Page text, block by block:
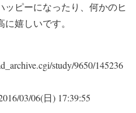
ピーになったり、何かのヒ
嬉しいです。
study/9650/145236
03/06(日) 17:39:55